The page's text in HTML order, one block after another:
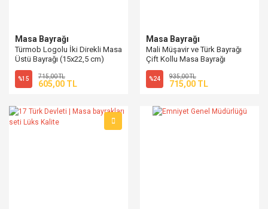
Masa Bayrağı
Türmob Logolu İki Direkli Masa
Üstü Bayrağı (15x22,5 cm)
%15 715,00 TL
605,00 TL
Masa Bayrağı
Mali Müşavir ve Türk Bayrağı
Çift Kollu Masa Bayrağı
%24 935,00 TL
715,00 TL